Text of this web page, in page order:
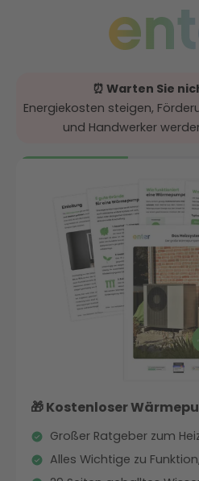
⏰ Warten Sie
Energiekosten steigen,
und Handwerker